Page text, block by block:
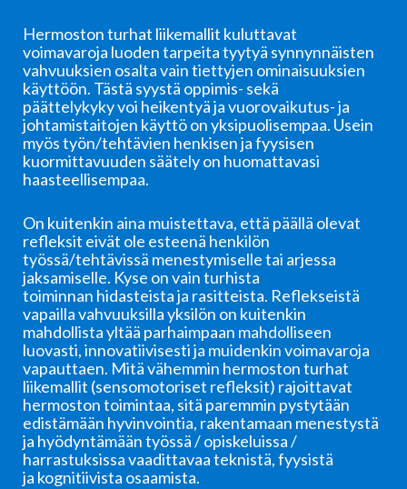
Hermoston turhat liikemallit kuluttavat
voimavaroja luoden tarpeita tyytyä synnynnäisten
vahvuuksien osalta vain tiettyjen ominaisuuksien
käyttöön. Tästä syystä oppimis- sekä
päättelykyky voi heikentyä ja vuorovaikutus- ja
johtamistaitojen käyttö on yksipuolisempaa. Usein
myös työn/tehtävien henkisen ja fyysisen
kuormittavuuden säätely on huomattavasi
haasteellisempaa.
On kuitenkin aina muistettava, että päällä olevat
refleksit eivät ole esteenä henkilön
työssä/tehtävissä menestymiselle tai arjessa
jaksamiselle. Kyse on vain turhista
toiminnan hidasteista ja rasitteista. Reflekseistä
vapailla vahvuuksilla yksilön on kuitenkin
mahdollista yltää parhaimpaan mahdolliseen
luovasti, innovatiivisesti ja muidenkin voimavaroja
vapauttaen. Mitä vähemmin hermoston turhat
liikemallit (sensomotoriset refleksit) rajoittavat
hermoston toimintaa, sitä paremmin pystytään
edistämään hyvinvointia, rakentamaan menestystä
ja hyödyntämään työssä / opiskeluissa /
harrastuksissa vaadittavaa teknistä, fyysistä
ja kognitiivista osaamista.